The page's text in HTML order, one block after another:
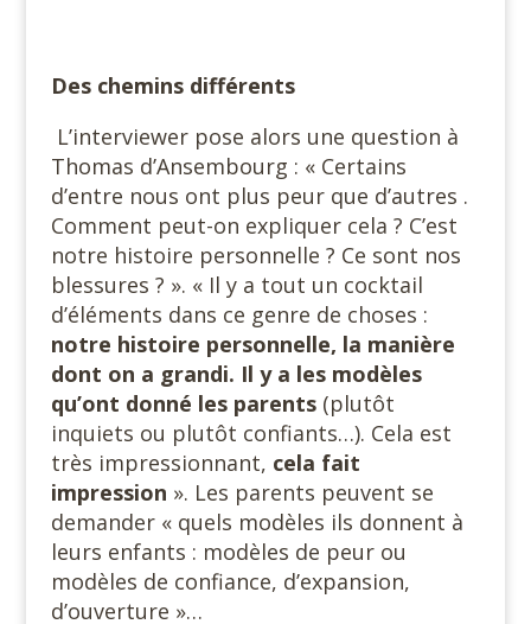
Des chemins différents
L’interviewer pose alors une question à
Thomas d’Ansembourg : « Certains
d’entre nous ont plus peur que d’autres .
Comment peut-on expliquer cela ? C’est
notre histoire personnelle ? Ce sont nos
blessures ? ». « Il y a tout un cocktail
d’éléments dans ce genre de choses :
notre histoire personnelle, la manière
dont on a grandi. Il y a les modèles
qu’ont donné les parents(plutôt
inquiets ou plutôt confiants…). Cela est
très impressionnant, cela fait
impression ». Les parents peuvent se
demander « quels modèles ils donnent à
leurs enfants : modèles de peur ou
modèles de confiance, d’expansion,
d’ouverture »…